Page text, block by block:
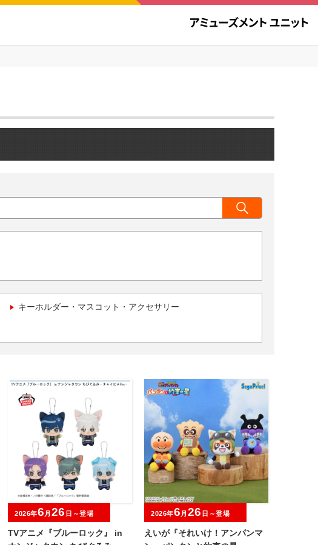
キーホルダー・マスコット・アクセサリー
TVアニメ『ブルーロック』 in
2026年6 月 26 日～登場
えいが『それいけ！アンパンマ
2026年6 月 26 日～登場